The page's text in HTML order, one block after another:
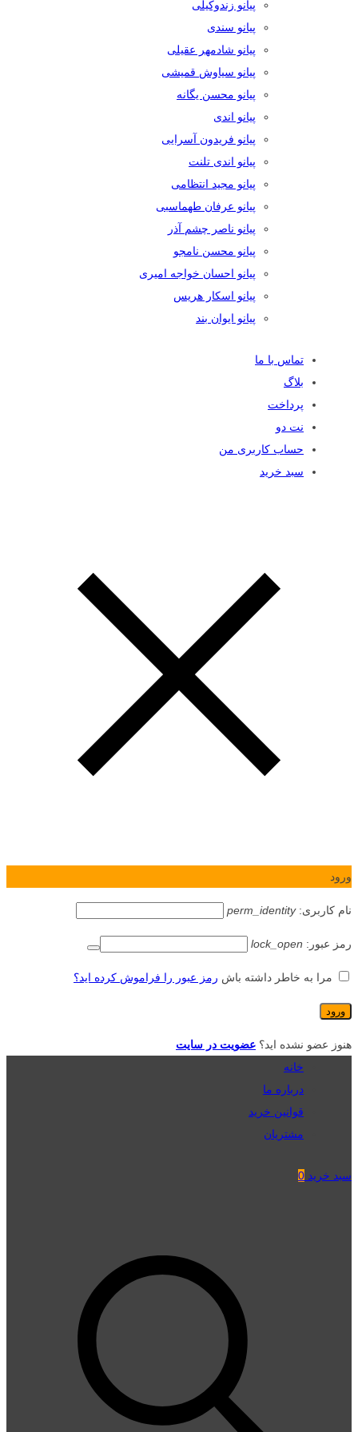
پیانو زندوکیلی
پیانو سندی
پیانو شادمهر عقیلی
پیانو سیاوش قمیشی
پیانو محسن یگانه
پیانو اندی
پیانو فریدون آسرایی
پیانو اندی تلنت
پیانو مجید انتظامی
پیانو عرفان طهماسبی
پیانو ناصر چشم آذر
پیانو محسن نامجو
پیانو احسان خواجه امیری
پیانو اسکار هریس
پیانو ایوان بند
تماس با ما
بلاگ
پرداخت
نت دو
حساب کاربری من
سبد خرید
ورود
نام کاربری:perm_identity
رمز عبور: lock_open
مرا به خاطر داشته باش رمز عبور را فراموش کرده اید؟
هنوز عضو نشده اید؟ عضویت در سایت
خانه
درباره ما
قوانین خرید
مشتریان
سبد خرید 0